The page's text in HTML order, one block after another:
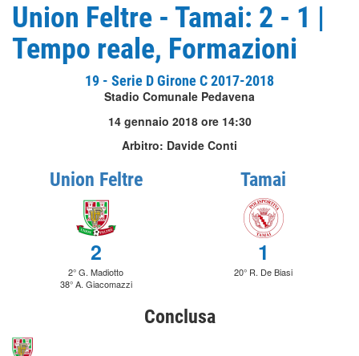
Union Feltre - Tamai: 2 - 1 |
Tempo reale, Formazioni
19 - Serie D Girone C 2017-2018
Stadio Comunale Pedavena
14 gennaio 2018 ore 14:30
Arbitro: Davide Conti
Union Feltre
2
2° G. Madiotto
38° A. Giacomazzi
Tamai
1
20° R. De Biasi
Conclusa